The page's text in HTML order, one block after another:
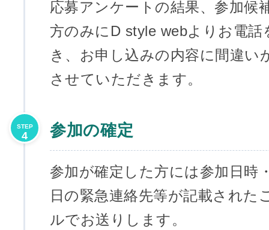
応募アンケートの結果、参加候
方のみにD style webよりお電
き、お申し込みの内容に間違い
させていただきます。
STEP
4 参加の確定
参加が確定した方には参加日時
日の緊急連絡先等が記載された
ルでお送りします。